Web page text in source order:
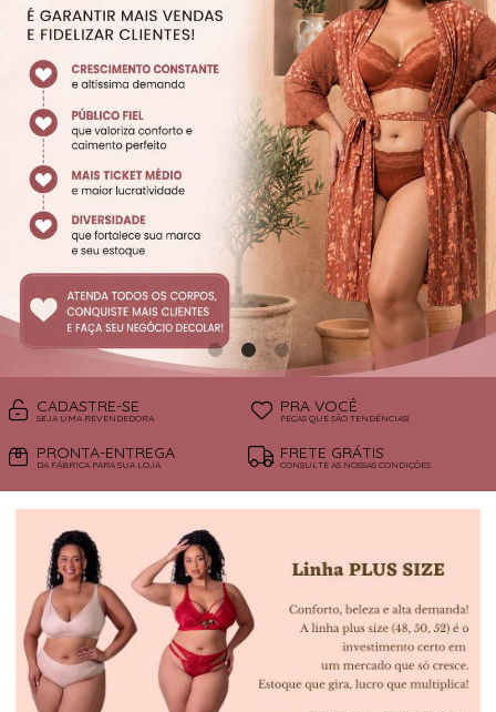
SUTIÃS
CADASTRE-SE
SEJA UMA REVENDEDORA
PRA VOCÊ
PEÇAS QUE SÃO TENDÊNCIAS!
PRONTA-ENTREGA
DA FÁBRICA PARA SUA LOJA
FRETE GRÁTIS
CONSULTE AS NOSSAS CONDIÇÕES